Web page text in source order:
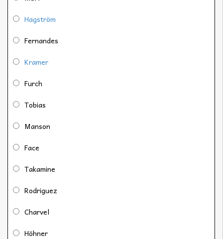
Hagström
Fernandes
Kramer
Furch
Tobias
Manson
Face
Takamine
Rodriguez
Charvel
Höhner